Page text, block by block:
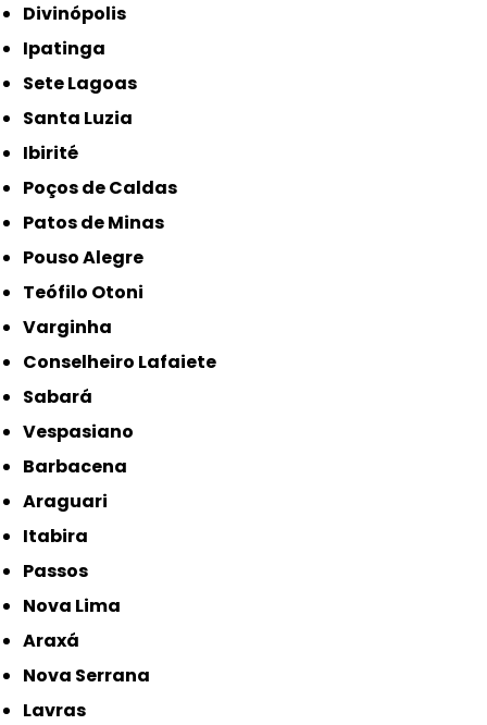
Divinópolis
Ipatinga
Sete Lagoas
Santa Luzia
Ibirité
Poços de Caldas
Patos de Minas
Pouso Alegre
Teófilo Otoni
Varginha
Conselheiro Lafaiete
Sabará
Vespasiano
Barbacena
Araguari
Itabira
Passos
Nova Lima
Araxá
Nova Serrana
Lavras